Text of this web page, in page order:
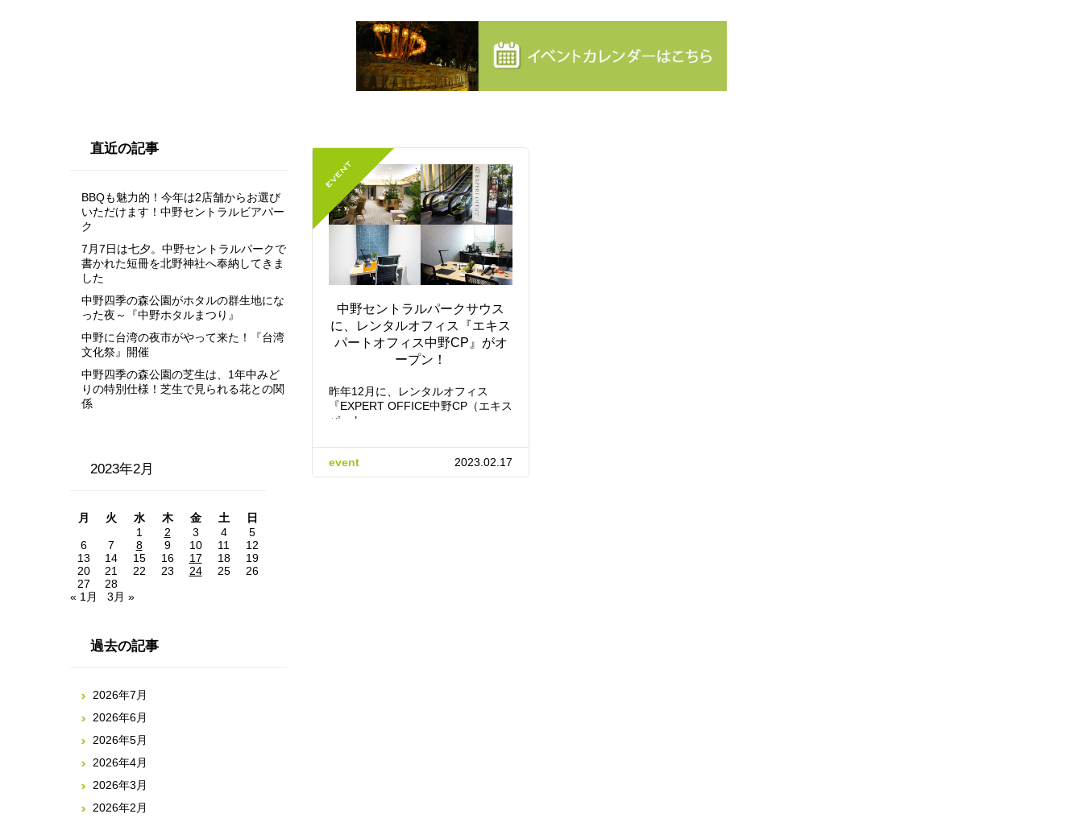
中野セントラルパークサウス
に、レンタルオフィス『エキス
パートオフィス中野CP』がオ
ープン！
昨年12月に、レンタルオフィス
『EXPERT OFFICE中野CP（エキス
パート…
event 2023.02.17
直近の記事
BBQも魅力的！今年は2店舗からお選び
いただけます！中野セントラルビアパー
ク
7月7日は七夕。中野セントラルパークで
書かれた短冊を北野神社へ奉納してきま
した
中野四季の森公園がホタルの群生地にな
った夜～『中野ホタルまつり』
中野に台湾の夜市がやって来た！『台湾
文化祭』開催
中野四季の森公園の芝生は、1年中みど
りの特別仕様！芝生で見られる花との関
係
2023年2月
月 火 水 木 金 土
日
1
2 3 4
5
6
7 8 9 10 11
12
13
14 15 16 17 18
19
20
21 22 23 24 25
26
27
28
« 1月
3月 »
過去の記事
2026年7月
2026年6月
2026年5月
2026年4月
2026年3月
2026年2月